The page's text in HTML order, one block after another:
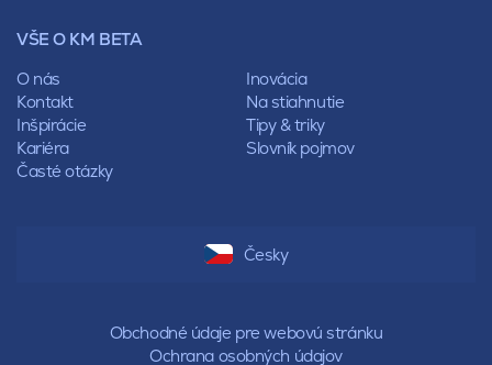
Sedlová
Polovalbová
Stanová
Mansardová
Pultová
Hodonka
Pálené zdivo Profiblok
Nosné murivo
Priečky
Vencovky
Preklady
VŠE O KM BETA
O nás
Inovácia
Kontakt
Na stiahnutie
Inšpirácie
Tipy & triky
Kariéra
Slovník pojmov
Časté otázky
Česky
Obchodné údaje pre webovú stránku
Ochrana osobných údajov